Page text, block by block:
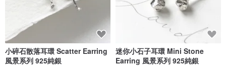
小碎石散落耳環 Scatter Earring
風景系列 925純銀
迷你小石子耳環 Mini Stone
Earring 風景系列 925純銀